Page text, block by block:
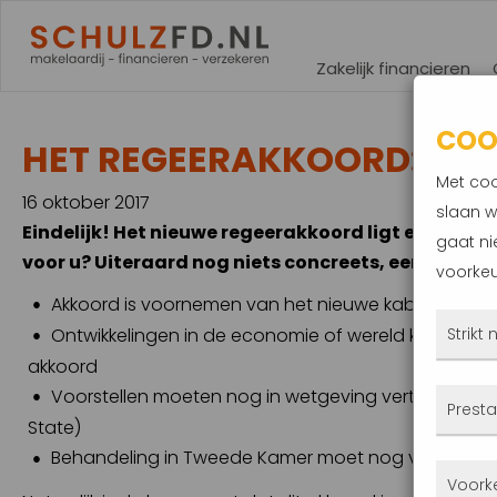
Zakelijk financieren
HET REGEERAKKOORD:
16 oktober 2017
Eindelijk! Het nieuwe regeerakkoord ligt er. Wat
voor u? Uiteraard nog niets concreets, een
Akkoord is voornemen van het nieuwe kabinet
Ontwikkelingen in de economie of wereld kan
akkoord
Voorstellen moeten nog in wetgeving vertaald
State)
Behandeling in Tweede Kamer moet nog volgen:
Met
slaan
gaat
Strikt